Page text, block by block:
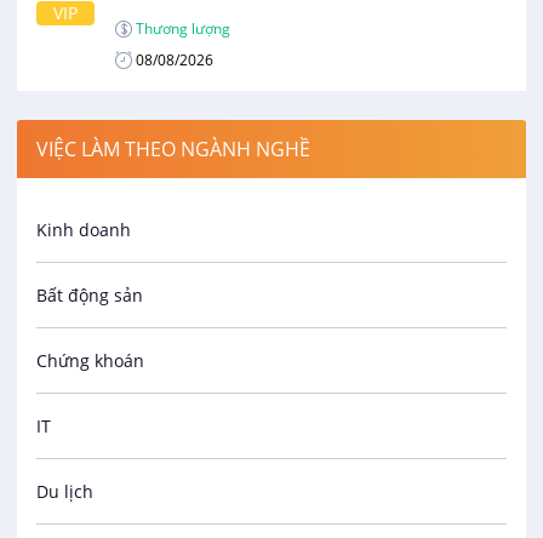
VIP
Thương lượng
08/08/2026
VIỆC LÀM THEO NGÀNH NGHỀ
Kinh doanh
Bất động sản
Chứng khoán
IT
Du lịch